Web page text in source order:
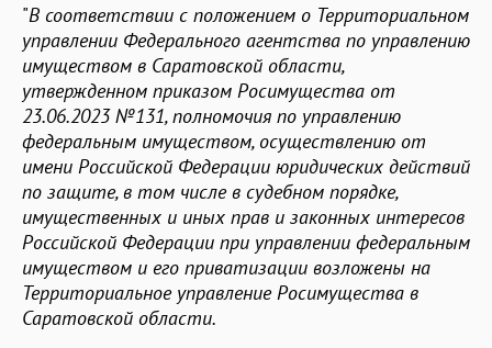
"В соответствии с положением о Территориальном
управлении Федерального агентства по управлению
имуществом в Саратовской области,
утвержденном приказом Росимущества от
23.06.2023 №131, полномочия по управлению
федеральным имуществом, осуществлению от
имени Российской Федерации юридических действий
по защите, в том числе в судебном порядке,
имущественных и иных прав и законных интересов
Российской Федерации при управлении федеральным
имуществом и его приватизации возложены на
Территориальное управление Росимущества в
Саратовской области.